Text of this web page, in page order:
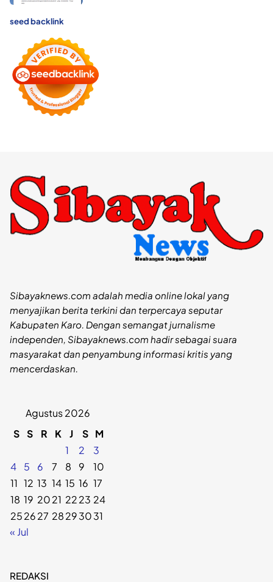
seed backlink
Sibayaknews.com adalah media online lokal yang
menyajikan berita terkini dan terpercaya seputar
Kabupaten Karo. Dengan semangat jurnalisme
independen, Sibayaknews.com hadir sebagai suara
masyarakat dan penyambung informasi kritis yang
mencerdaskan.
Agustus 2026
S S R K J S M
1
2
3
4
5 6 7 8 9
10
11 12 13 14 15 16 17
18 19 2021 2223 24
252627 28293031
« Jul
REDAKSI